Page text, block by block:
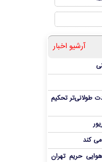
آرشیو اخبار
طولانی‌تر تحکیم
می کند
حریم تهران